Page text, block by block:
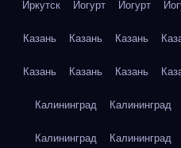
Иркутск Йогурт Йогурт
Казань Казань Казань
Казань Казань Казань
Калининград Калининград
Калининград Калининград